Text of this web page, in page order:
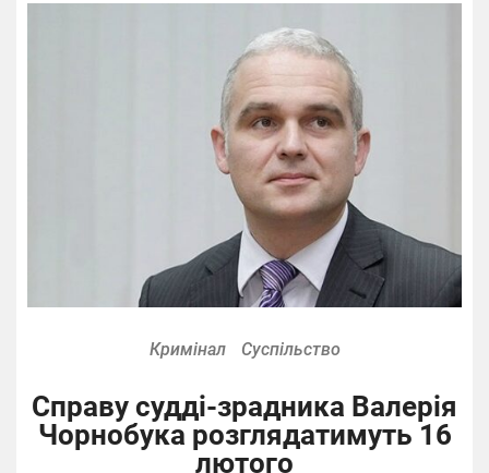
Кримінал Суспільство
Справу судді-зрадника Валерія
Чорнобука розглядатимуть 16
лютого